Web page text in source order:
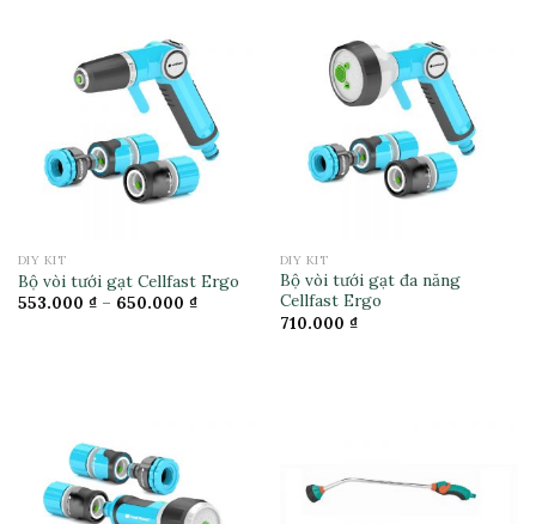
DIY KIT
Bộ vòi tưới gạt Cellfast Ergo
553.000 ₫– 650.000 ₫
DIY KIT
Bộ vòi tưới gạt đa năng
Cellfast Ergo
710.000 ₫